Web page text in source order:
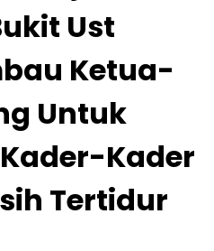
Ust
Ketua-
Untuk
Kader
Tertidur